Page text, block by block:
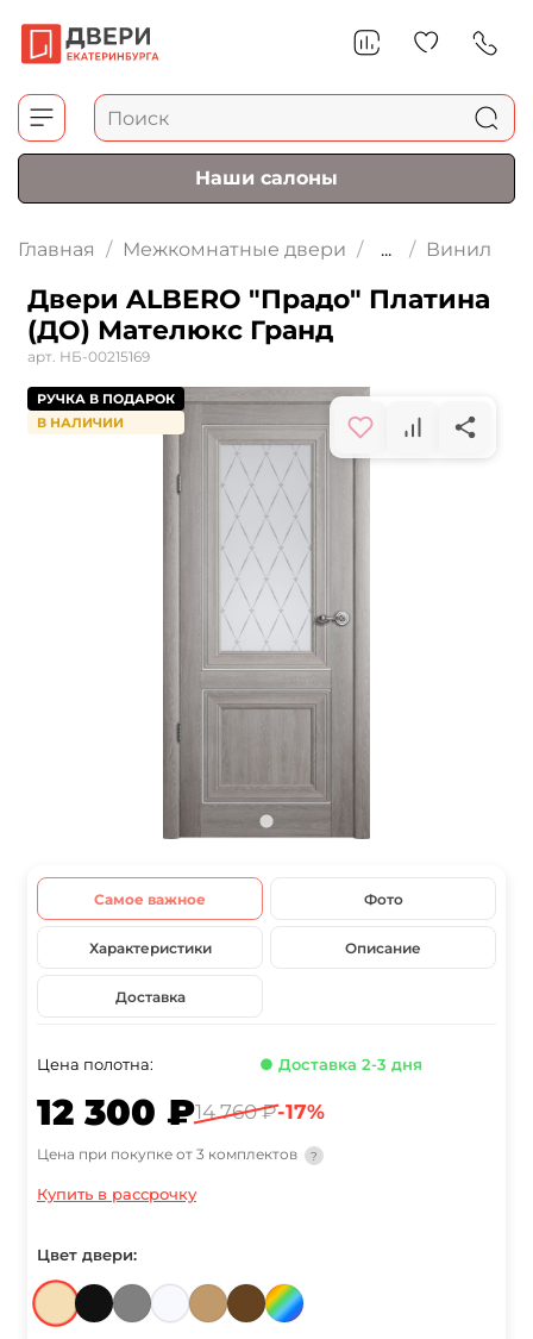
Наши салоны
Главная Межкомнатные двери ... Винил
Двери ALBERO "Прадо" Платина
(ДО) Мателюкс Гранд
арт. НБ-00215169
РУЧКА В ПОДАРОК
В НАЛИЧИИ
Самое важное Фото
Характеристики Описание
Доставка
Цена полотна: ● Доставка 2-3 дня
12 300 ₽14 760 ₽-17%
Цена при покупке от 3 комплектов ?
Купить в рассрочку
Цвет двери: